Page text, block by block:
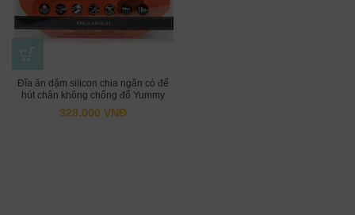
Đĩa ăn dặm silicon chia ngăn có đế
hút chân không chống đổ Yummy
Marcus & Marcus, cho bé từ 18 tháng
– Marcus
328.000 VNĐ